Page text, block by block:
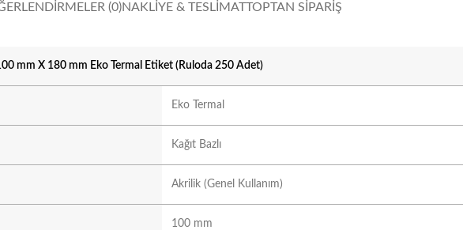
(0)NAKLIYE & TESLIMATTOPTAN SIPARIŞ
mm X 180 mm Eko Termal Etiket (Ruloda 250 Adet)
Eko Termal
Kağıt Bazlı
Akrilik (Genel Kullanım)
100 mm